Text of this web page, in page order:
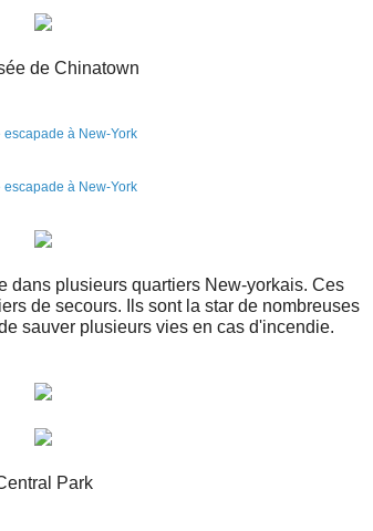
de Chinatown
dans plusieurs quartiers New-yorkais. Ces
de secours. Ils sont la star de nombreuses
sauver plusieurs vies en cas d'incendie.
Park